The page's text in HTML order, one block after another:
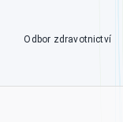
Odbor zdravotnictví